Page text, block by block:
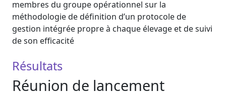
membres du groupe opérationnel sur la
méthodologie de définition d’un protocole de
gestion intégrée propre à chaque élevage et de suivi
de son efficacité
Résultats
Réunion de lancement